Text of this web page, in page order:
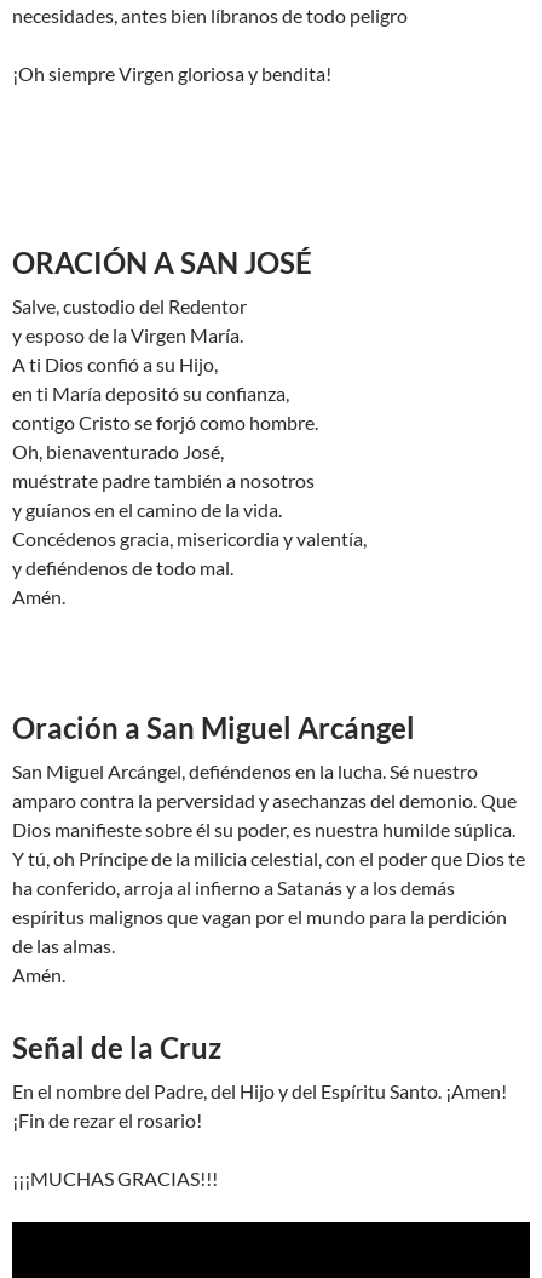
necesidades, antes bien líbranos de todo peligro
¡Oh siempre Virgen gloriosa y bendita!
ORACIÓN A SAN JOSÉ
Salve, custodio del Redentor
y esposo de la Virgen María.
A ti Dios confió a su Hijo,
en ti María depositó su confianza,
contigo Cristo se forjó como hombre.
Oh, bienaventurado José,
muéstrate padre también a nosotros
y guíanos en el camino de la vida.
Concédenos gracia, misericordia y valentía,
y defiéndenos de todo mal.
Amén.
Oración a San Miguel Arcángel
San Miguel Arcángel, defiéndenos en la lucha. Sé nuestro
amparo contra la perversidad y asechanzas del demonio. Que
Dios manifieste sobre él su poder, es nuestra humilde súplica.
Y tú, oh Príncipe de la milicia celestial, con el poder que Dios te
ha conferido, arroja al infierno a Satanás y a los demás
espíritus malignos que vagan por el mundo para la perdición
de las almas.
Amén.
Señal de la Cruz
En el nombre del Padre, del Hijo y del Espíritu Santo. ¡Amen!
¡Fin de rezar el rosario!
¡¡¡MUCHAS GRACIAS!!!